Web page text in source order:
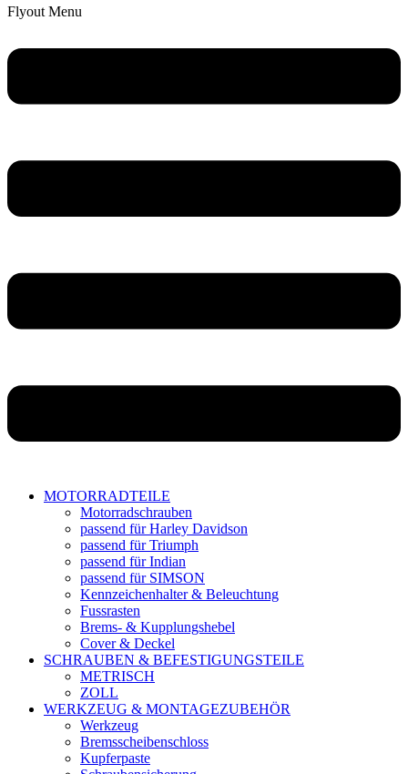
Flyout Menu
MOTORRADTEILE
Motorradschrauben
passend für Harley Davidson
passend für Triumph
passend für Indian
passend für SIMSON
Kennzeichenhalter & Beleuchtung
Fussrasten
Brems- & Kupplungshebel
Cover & Deckel
SCHRAUBEN & BEFESTIGUNGSTEILE
METRISCH
ZOLL
WERKZEUG & MONTAGEZUBEHÖR
Werkzeug
Bremsscheibenschloss
Kupferpaste